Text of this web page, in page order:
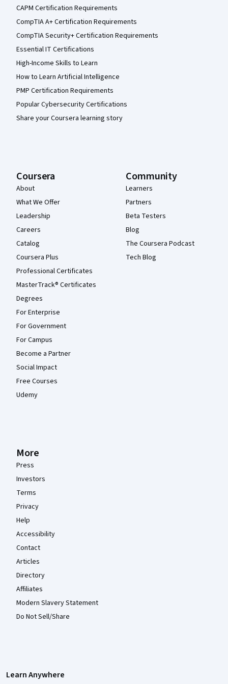
CAPM Certification Requirements
CompTIA A+ Certification Requirements
CompTIA Security+ Certification Requirements
Essential IT Certifications
High-Income Skills to Learn
How to Learn Artificial Intelligence
PMP Certification Requirements
Popular Cybersecurity Certifications
Share your Coursera learning story
Coursera
About
What We Offer
Leadership
Careers
Catalog
Coursera Plus
Professional Certificates
MasterTrack® Certificates
Degrees
For Enterprise
For Government
For Campus
Become a Partner
Social Impact
Free Courses
Udemy
Community
Learners
Partners
Beta Testers
Blog
The Coursera Podcast
Tech Blog
More
Press
Investors
Terms
Privacy
Help
Accessibility
Contact
Articles
Directory
Affiliates
Modern Slavery Statement
Do Not Sell/Share
Learn Anywhere